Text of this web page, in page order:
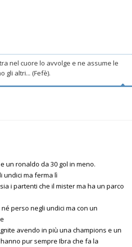
nel cuore lo avvolge e ne assume le
gli altri... (Fefè).
un ronaldo da 30 gol in meno.
undici ma ferma lì
i partenti che il mister ma ha un parco
perso negli undici ma con un
avendo in più una champions e un
pur sempre Ibra che fa la